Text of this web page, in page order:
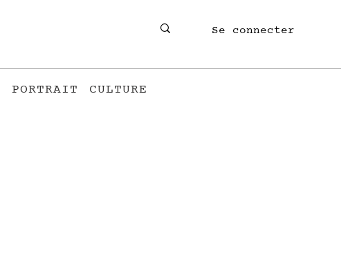
Se connecter
PORTRAIT CULTURE